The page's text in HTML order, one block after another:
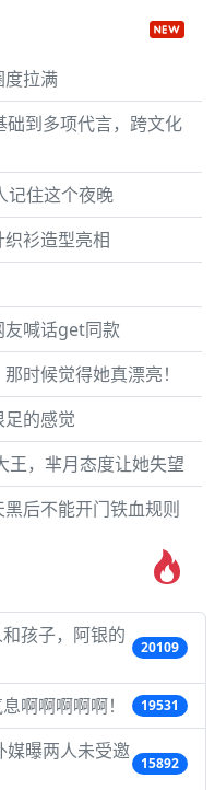
度拉满
到多项代言，跨文化
记住这个夜晚
衫造型亮相
友喊话get同款
时候觉得她真漂亮！
的感觉
王，芈月态度让她失望
后不能开门铁血规则
孩子，阿银的
20109
啊啊啊啊啊！ 19531
媒曝两人未受邀
15892